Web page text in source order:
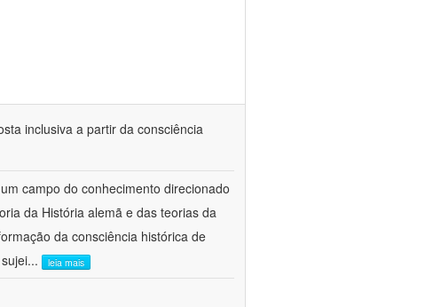
inclusiva a partir da consciência
campo do conhecimento direcionado
da História alemã e das teorias da
da consciência histórica de
... leia mais